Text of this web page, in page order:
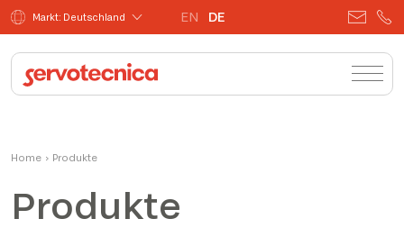
Markt: Deutschland EN DE
Home › Produkte
Produkte